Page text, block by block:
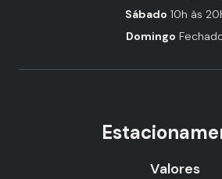
Sábado 10h às
Domingo
Valores